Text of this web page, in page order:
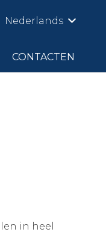
Nederlands
CONTACTEN
in heel